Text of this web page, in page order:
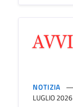
NOTIZIA
LUGLIO 2026